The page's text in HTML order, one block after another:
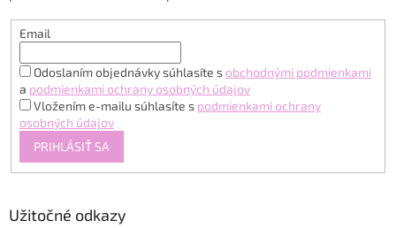
Email
Odoslaním objednávky súhlasíte s obchodnými podmienkami
a podmienkami ochrany osobných údajov
Vložením e-mailu súhlasíte s podmienkami ochrany
osobných údajov
PRIHLÁSIŤ SA
Užitočné odkazy